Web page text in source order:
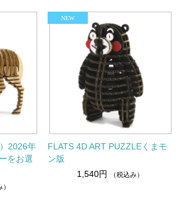
2026年
をお選
FLATS 4D ART PUZZLEくまモ
ン版
1,540円
（税込み）